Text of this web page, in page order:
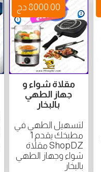
مقلاة شواء و
جهاز الطهي
بالبخار
لتسهيل الطهي في
مطبخك يقدم 1
ShopDZ مقلاة
شواء وجهاز الطهي
بالبخار
8000.00 دج